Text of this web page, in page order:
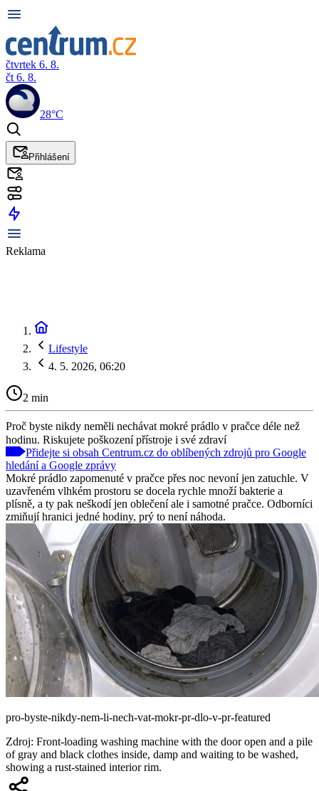
čtvrtek 6. 8.
čt 6. 8.
28°C
Přihlášení
Reklama
Lifestyle
4. 5. 2026, 06:20
2 min
Proč byste nikdy neměli nechávat mokré prádlo v pračce déle než
hodinu. Riskujete poškození přístroje i své zdraví
Přidejte si obsah Centrum.cz do oblíbených zdrojů pro Google
hledání a Google zprávy
Mokré prádlo zapomenuté v pračce přes noc nevoní jen zatuchle. V
uzavřeném vlhkém prostoru se docela rychle množí bakterie a
plísně, a ty pak neškodí jen oblečení ale i samotné pračce. Odborníci
zmiňují hranici jedné hodiny, prý to není náhoda.
pro-byste-nikdy-nem-li-nech-vat-mokr-pr-dlo-v-pr-featured
Zdroj: Front-loading washing machine with the door open and a pile
of gray and black clothes inside, damp and waiting to be washed,
showing a rust-stained interior rim.